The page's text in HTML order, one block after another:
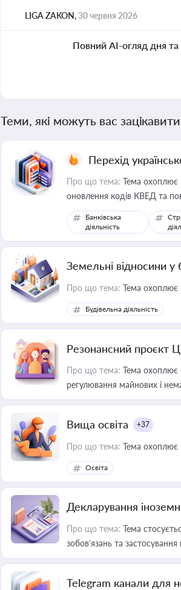
LIGA ZAKON,30 червня 2026
Повний AI-огляд дня та
Теми, які можуть вас
Перехід
Про що тема: Тема охоплює
оновлення кодів КВЕД та
Банківська
діяльність
Земельні відносини у
Про що тема: Тема охоплює
Будівельна діяльність
Резонансний проєкт
Про що тема: Тема охоплює
регулювання майнових і
Вища освіта +37
Про що тема: Тема охоплює
Освіта
Декларування
Про що тема: Тема
зобов’язань та
Telegram канали для